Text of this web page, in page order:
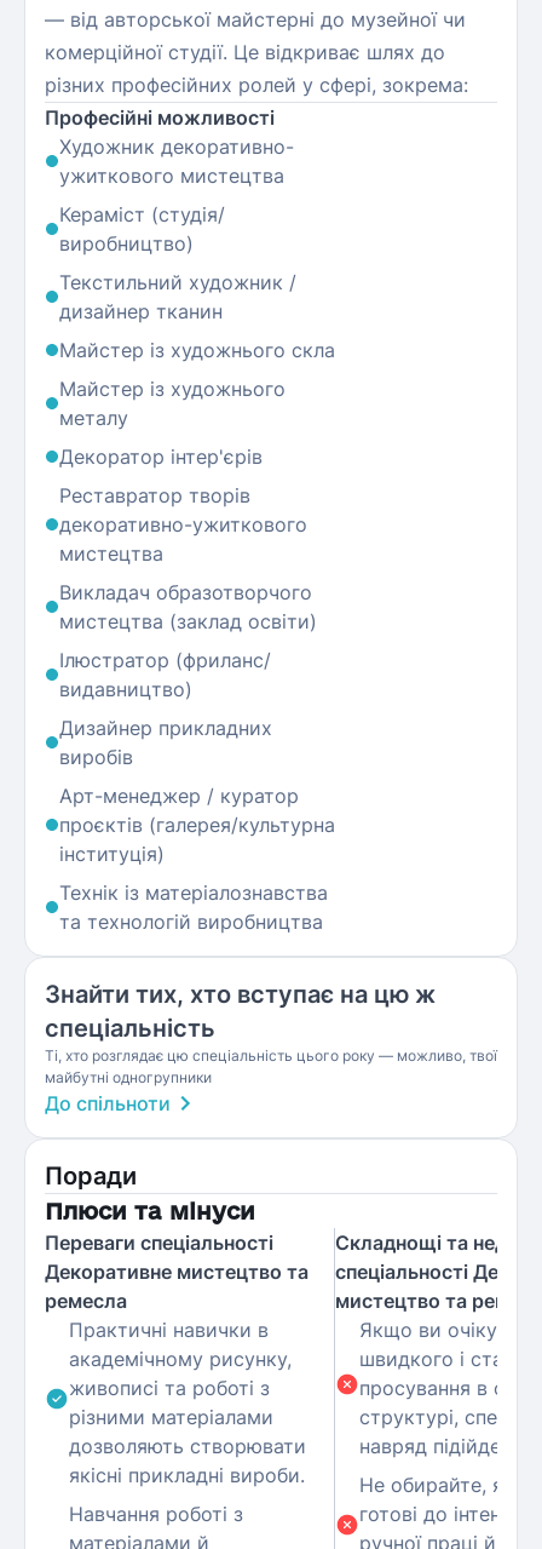
— від авторської майстерні до музейної чи
комерційної студії. Це відкриває шлях до
різних професійних ролей у сфері, зокрема:
Професійні можливості
Художник декоративно-
ужиткового мистецтва
Кераміст (студія/
виробництво)
Текстильний художник /
дизайнер тканин
Майстер із художнього скла
Майстер із художнього
металу
Декоратор інтер'єрів
Реставратор творів
декоративно-ужиткового
мистецтва
Викладач образотворчого
мистецтва (заклад освіти)
Ілюстратор (фриланс/
видавництво)
Дизайнер прикладних
виробів
Арт-менеджер / куратор
проєктів (галерея/культурна
інституція)
Технік із матеріалознавства
та технологій виробництва
Знайти тих, хто вступає на цю ж
спеціальність
Ті, хто розглядає цю спеціальність цього року — можливо, твої
майбутні одногрупники
До спільноти
Поради
Плюси та мінуси
Переваги спеціальності
Декоративне мистецтво та
ремесла
Практичні навички в
академічному рисунку,
живописі та роботі з
різними матеріалами
дозволяють створювати
якісні прикладні вироби.
Навчання роботі з
матеріалами й
Складнощі та
спеціальності
мистецтво та
Якщо ви очікуєте
швидкого і
просування в
структурі,
навряд підійде.
Не обирайте,
готові до
ручної праці й